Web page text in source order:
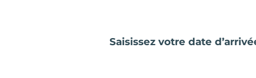
Saisissez votre date